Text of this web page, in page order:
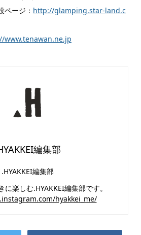
ページ： http://glamping.star-land.c
www.tenawan.ne.jp
編集部
.HYAKKEI編集部
に楽しむ.HYAKKEI編集部です。
hyakkei_me/